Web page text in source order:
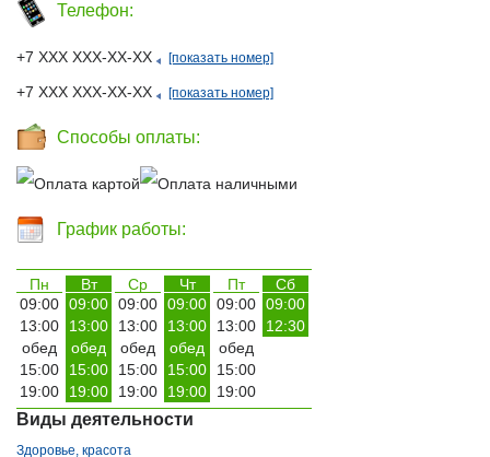
Телефон:
+7 ХХХ ХХХ-ХХ-ХХ [показать номер]
+7 ХХХ ХХХ-ХХ-ХХ [показать номер]
Способы оплаты:
График работы:
Пн Вт Ср Чт Пт
Сб
09:00 09:00 09:00 09:00 09:00 09:00
13:00
13:00 13:00 13:00 13:00
12:30
обед
обед обед обед
обед
15:00
15:00 15:00 15:00
15:00
19:00
19:00 19:00 19:00 19:00
Виды деятельности
Здоровье, красота